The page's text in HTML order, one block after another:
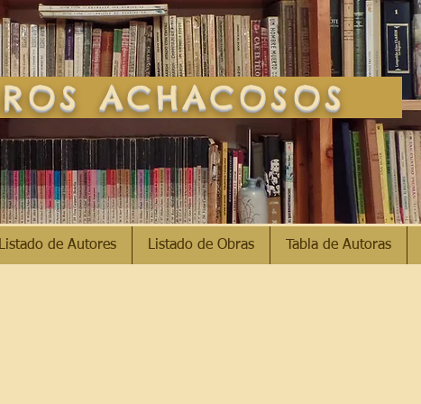
ACHACOSOS
Listado de Autores Listado de Obras Tabla de Autoras